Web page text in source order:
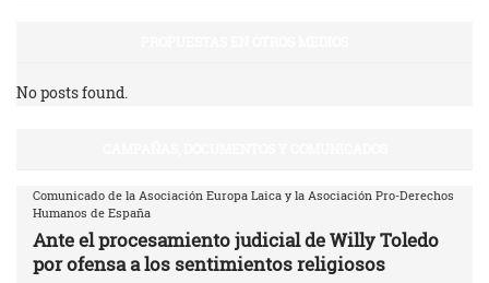
No posts found.
Comunicado de la Asociación Europa Laica y la Asociación Pro-Derechos
Humanos de España
Ante el procesamiento judicial de Willy Toledo
por ofensa a los sentimientos religiosos